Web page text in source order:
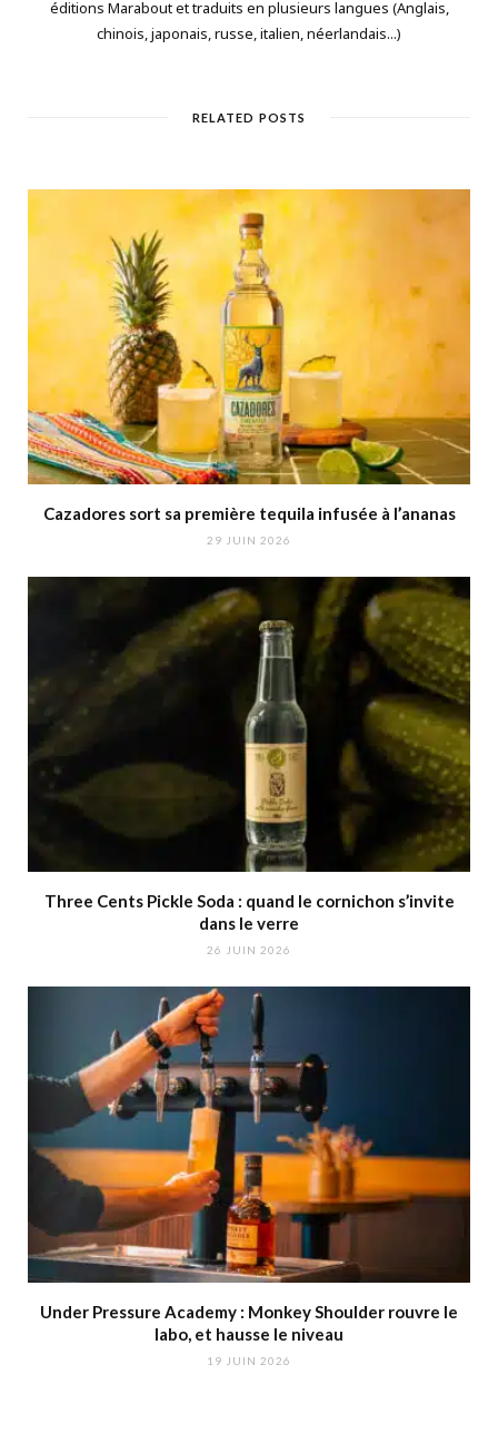
éditions Marabout et traduits en plusieurs langues (Anglais,
chinois, japonais, russe, italien, néerlandais...)
RELATED POSTS
Cazadores sort sa première tequila infusée à l’ananas
29 JUIN 2026
Three Cents Pickle Soda : quand le cornichon s’invite
dans le verre
26 JUIN 2026
Under Pressure Academy : Monkey Shoulder rouvre le
labo, et hausse le niveau
19 JUIN 2026